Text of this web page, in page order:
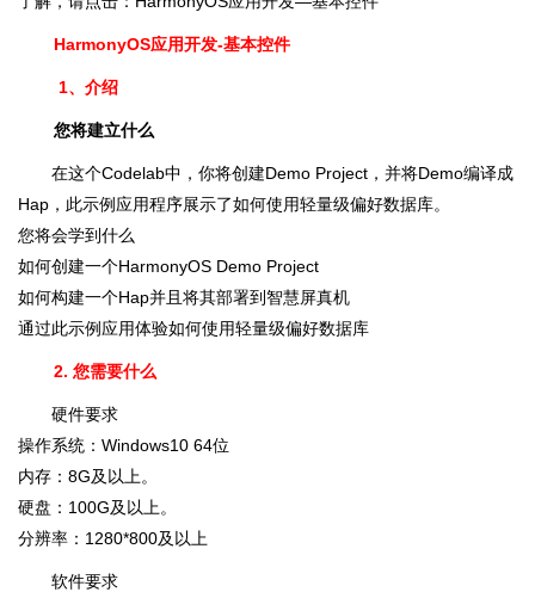
HarmonyOS应用开发-基本控件
1、介绍
您将建立什么
在这个Codelab中，你将创建Demo Project，并将Demo编译成
Hap，此示例应用程序展示了如何使用轻量级偏好数据库。
您将会学到什么
如何创建一个HarmonyOS Demo Project
如何构建一个Hap并且将其部署到智慧屏真机
通过此示例应用体验如何使用轻量级偏好数据库
2. 您需要什么
硬件要求
操作系统：Windows10 64位
内存：8G及以上。
硬盘：100G及以上。
分辨率：1280*800及以上
软件要求